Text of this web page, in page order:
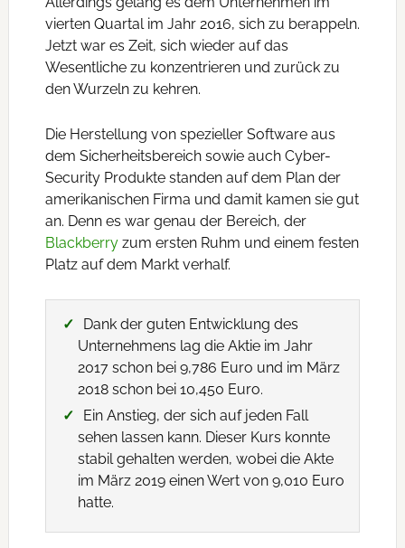
vierten Quartal im Jahr 2016, sich zu berappeln.
Jetzt war es Zeit, sich wieder auf das
Wesentliche zu konzentrieren und zurück zu
den Wurzeln zu kehren.
Die Herstellung von spezieller Software aus
dem Sicherheitsbereich sowie auch Cyber-
Security Produkte standen auf dem Plan der
amerikanischen Firma und damit kamen sie gut
an. Denn es war genau der Bereich, der
Blackberryzum ersten Ruhm und einem festen
Platz auf dem Markt verhalf.
Dank der guten Entwicklung des
Unternehmens lag die Aktie im Jahr
2017 schon bei 9,786 Euro und im März
2018 schon bei 10,450 Euro.
Ein Anstieg, der sich auf jeden Fall
sehen lassen kann. Dieser Kurs konnte
stabil gehalten werden, wobei die Akte
im März 2019 einen Wert von 9,010 Euro
hatte.